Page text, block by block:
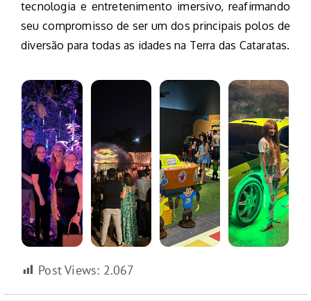
tecnologia e entretenimento imersivo, reafirmando
seu compromisso de ser um dos principais polos de
diversão para todas as idades na Terra das Cataratas.
Post Views: 2.067